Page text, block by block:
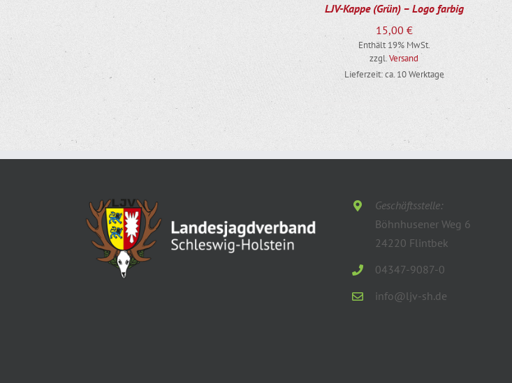
LJV-Kappe (Grün) – Logo farbig
15,00 €
Enthält 19% MwSt.
zzgl.Versand
Lieferzeit: ca. 10 Werktage
Geschäftsstelle:
Böhnhusener Weg 6
24220 Flintbek
04347-9087-0
info@ljv-sh.de